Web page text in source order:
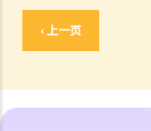
‹ 上一页
D. 父母的权利
E. 同居关系双方分手